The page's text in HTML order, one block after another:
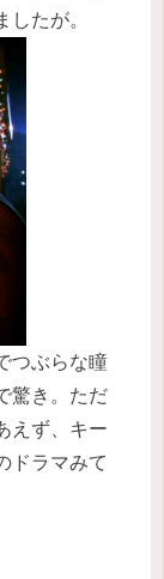
たが。
つぶらな瞳
驚き。ただ
えず、キー
ドラマみて